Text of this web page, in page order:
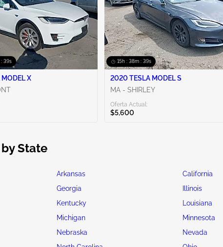
: 38s
X
15h : 38m : 38s
2020 TESLA MODEL S
MA - SHIRLEY
Oferta Actual:
$5,600
State
Arkansas California
Georgia Illinois
Kentucky Louisiana
Michigan Minnesota
Nebraska Nevada